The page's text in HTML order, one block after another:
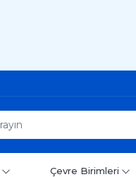
Çevre Birimleri